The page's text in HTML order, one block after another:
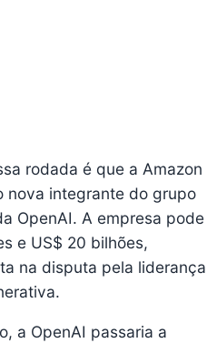
rodada é que a Amazon
nova integrante do grupo
OpenAI. A empresa pode
e US$ 20 bilhões,
na disputa pela liderança
a OpenAI passaria a